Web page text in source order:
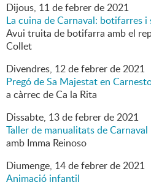
Dijous, 11defebrerde2021
La cuina de Carnaval: botifarres i
Avui truita de botifarra amb el
Collet
Divendres, 12defebrerde2021
Pregó de Sa Majestat en
a càrrec de Ca la Rita
Dissabte, 13defebrerde2021
Taller de manualitats de Carnaval
amb Imma Reinoso
Diumenge, 14defebrerde2021
Animació infantil